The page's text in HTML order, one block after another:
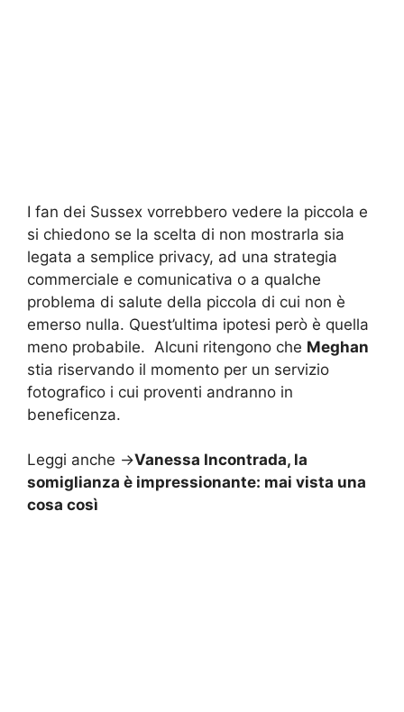
I fan dei Sussex vorrebbero vedere la piccola e
si chiedono se la scelta di non mostrarla sia
legata a semplice privacy, ad una strategia
commerciale e comunicativa o a qualche
problema di salute della piccola di cui non è
emerso nulla. Quest’ultima ipotesi però è quella
meno probabile. Alcuni ritengono che Meghan
stia riservando il momento per un servizio
fotografico i cui proventi andranno in
beneficenza.
Leggi anche ->Vanessa Incontrada, la
somiglianza è impressionante: mai vista una
cosa così